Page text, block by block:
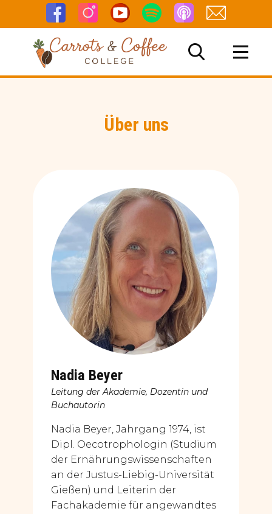
Über uns
Nadia Beyer
Leitung der Akademie, Dozentin und
Buchautorin
Nadia Beyer, Jahrgang 1974, ist
Dipl. Oecotrophologin (Studium
der Ernährungswissenschaften
an der Justus-Liebig-Universität
Gießen) und Leiterin der
Fachakademie für angewandtes